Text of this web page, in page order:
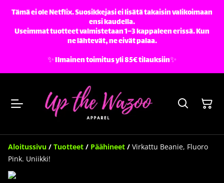
Tämä ei ole Netflix. Suosikkejasi ei lisätä takaisin valikoimaan
ensi kaudella.
Useimmat tuotteet valmistetaan 1–3 kappaleen erissä. Kun
ne lähtevät, ne eivät palaa.
✨️ Ilmainen toimitus yli 85€ tilauksiin✨️
Aloitussivu / Tuotteet / Päähineet / Virkattu Beanie, Fluoro
Pink. Uniikki!